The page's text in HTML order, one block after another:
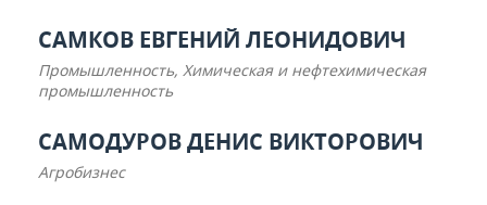
САМКОВ ЕВГЕНИЙ ЛЕОНИДОВИЧ
Промышленность, Химическая и нефтехимическая
промышленность
САМОДУРОВ ДЕНИС ВИКТОРОВИЧ
Агробизнес